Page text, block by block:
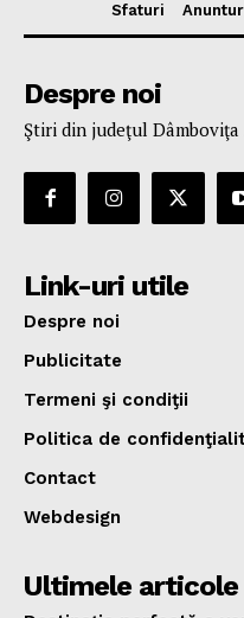
Sfaturi
Despre noi
Ştiri din judeţul
Link-uri utile
Despre noi
Publicitate
Termeni şi condiţii
Politica de
Contact
Webdesign
Ultimele articole